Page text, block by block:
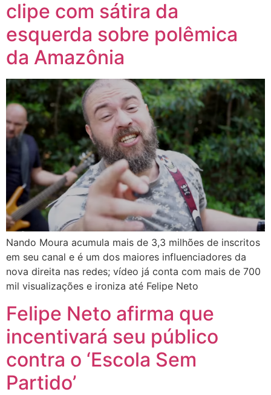
clipe com sátira da
esquerda sobre polêmica
da Amazônia
Nando Moura acumula mais de 3,3 milhões de inscritos
em seu canal e é um dos maiores influenciadores da
nova direita nas redes; vídeo já conta com mais de 700
mil visualizações e ironiza até Felipe Neto
Felipe Neto afirma que
incentivará seu público
contra o ‘Escola Sem
Partido’